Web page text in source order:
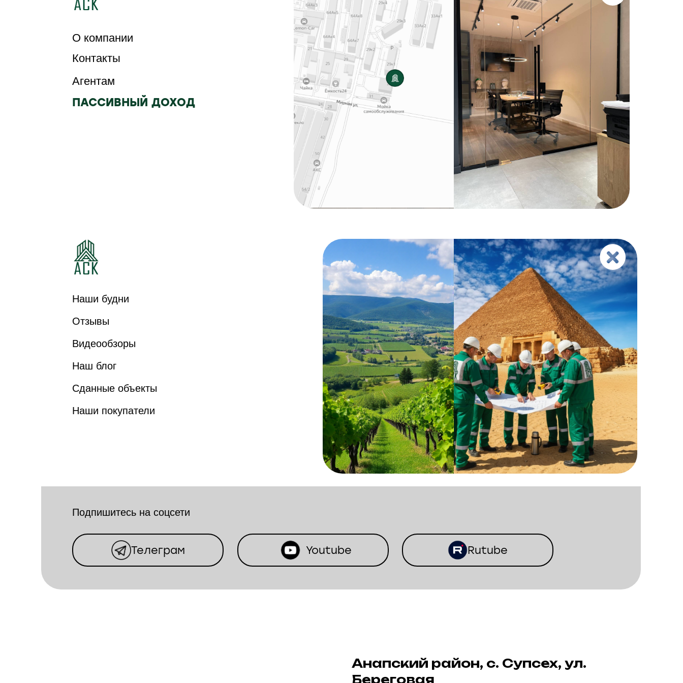
О компании
ПАССИВНЫЙ ДОХОД
Контакты
Агентам
Наши будни
Отзывы
Видеообзоры
Наш блог
Сданные объекты
Наши покупатели
Телеграм Youtube Rutube
Подпишитесь на соцсети
Анапский район, с. Супсех, ул.
Береговая